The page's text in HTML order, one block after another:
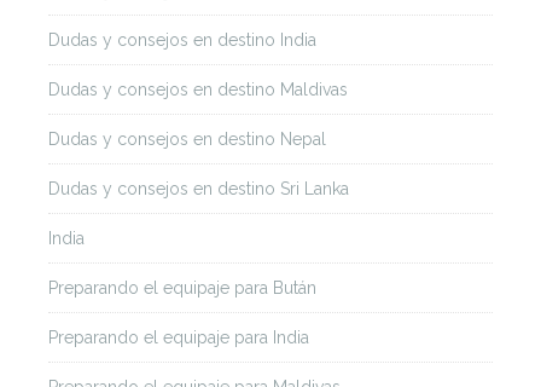
Dudas y consejos en destino India
Dudas y consejos en destino Maldivas
Dudas y consejos en destino Nepal
Dudas y consejos en destino Sri Lanka
India
Preparando el equipaje para Bután
Preparando el equipaje para India